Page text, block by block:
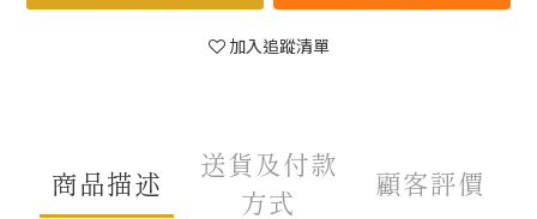
加入追蹤清單
商品描述
送貨及付款
方式
顧客評價